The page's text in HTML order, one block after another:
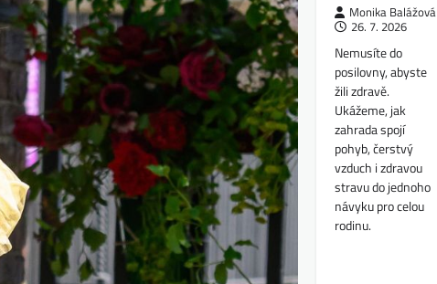
Monika Balážová
26. 7. 2026
Nemusíte do
posilovny, abyste
žili zdravě.
Ukážeme, jak
zahrada spojí
pohyb, čerstvý
vzduch i zdravou
stravu do jednoho
návyku pro celou
rodinu.